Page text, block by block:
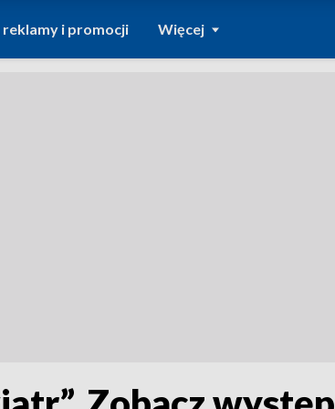
reklamy i promocji Więcej